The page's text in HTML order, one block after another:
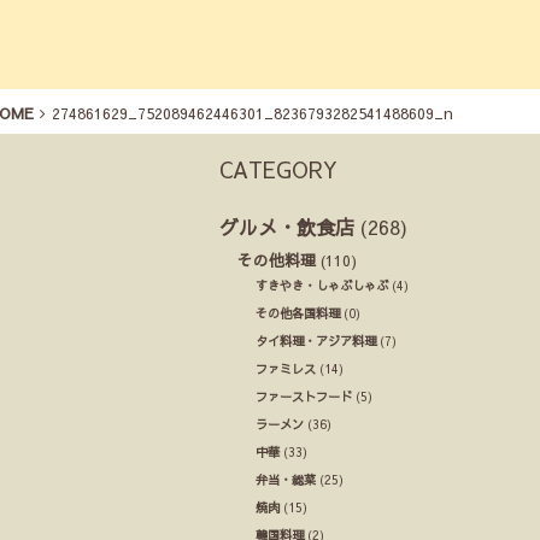
274861629_752089462446301_8236793282541488609_n
CATEGORY
グルメ・飲食店 (268)
その他料理 (110)
すきやき・しゃぶしゃぶ(4)
その他各国料理(0)
タイ料理・アジア料理(7)
ファミレス (14)
ファーストフード (5)
ラーメン (36)
中華(33)
弁当・総菜 (25)
焼肉 (15)
韓国料理(2)